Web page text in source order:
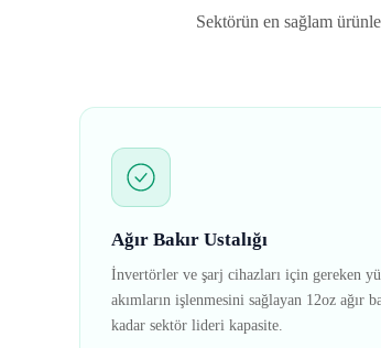
Sektörün en sağlam
Ağır Bakır Ustalığı
İnvertörler ve şarj cihazları için gereken
akımların işlenmesini sağlayan 12oz ağır
kadar sektör lideri kapasite.